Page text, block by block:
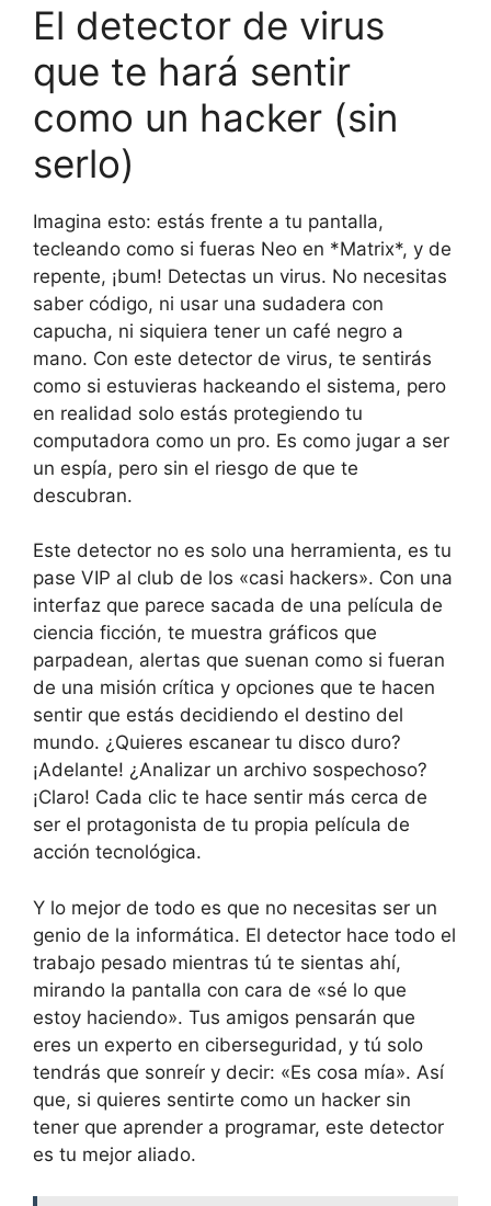
El detector de virus
que te hará sentir
como un hacker (sin
serlo)
Imagina esto: estás frente a tu pantalla,
tecleando como si fueras Neo en *Matrix*, y de
repente, ¡bum! Detectas un virus. No necesitas
saber código, ni usar una sudadera con
capucha, ni siquiera tener un café negro a
mano. Con este detector de virus, te sentirás
como si estuvieras hackeando el sistema, pero
en realidad solo estás protegiendo tu
computadora como un pro. Es como jugar a ser
un espía, pero sin el riesgo de que te
descubran.
Este detector no es solo una herramienta, es tu
pase VIP al club de los «casi hackers». Con una
interfaz que parece sacada de una película de
ciencia ficción, te muestra gráficos que
parpadean, alertas que suenan como si fueran
de una misión crítica y opciones que te hacen
sentir que estás decidiendo el destino del
mundo. ¿Quieres escanear tu disco duro?
¡Adelante! ¿Analizar un archivo sospechoso?
¡Claro! Cada clic te hace sentir más cerca de
ser el protagonista de tu propia película de
acción tecnológica.
Y lo mejor de todo es que no necesitas ser un
genio de la informática. El detector hace todo el
trabajo pesado mientras tú te sientas ahí,
mirando la pantalla con cara de «sé lo que
estoy haciendo». Tus amigos pensarán que
eres un experto en ciberseguridad, y tú solo
tendrás que sonreír y decir: «Es cosa mía». Así
que, si quieres sentirte como un hacker sin
tener que aprender a programar, este detector
es tu mejor aliado.